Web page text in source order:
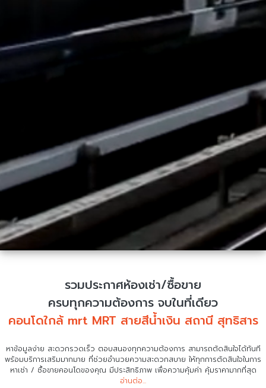
รวมประกาศห้องเช่า/ซื้อขาย
ครบทุกความต้องการ จบในที่เดียว
คอนโดใกล้ mrt MRT สายสีน้ำเงิน สถานี สุทธิสาร
หาข้อมูลง่าย สะดวกรวดเร็ว ตอบสนองทุกความต้องการ สามารถตัดสินใจได้ทันที
พร้อมบริการเสริมมากมาย ที่ช่วยอำนวยความสะดวกสบาย ให้ทุกการตัดสินใจในการ
หาเช่า / ซื้อขายคอนโดของคุณ มีประสิทธิภาพ เพื่อความคุ้มค่า คุ้มราคามากที่สุด
อ่านต่อ...